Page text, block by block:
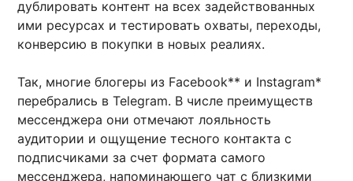
дублировать контент на всех задействованных
ими ресурсах и тестировать охваты, переходы,
конверсию в покупки в новых реалиях.
Так, многие блогеры из Facebook** и Instagram*
перебрались в Telegram. В числе преимуществ
мессенджера они отмечают лояльность
аудитории и ощущение тесного контакта с
подписчиками за счет формата самого
мессенджера, напоминающего чат с близкими